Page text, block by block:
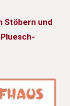
Stöbern und